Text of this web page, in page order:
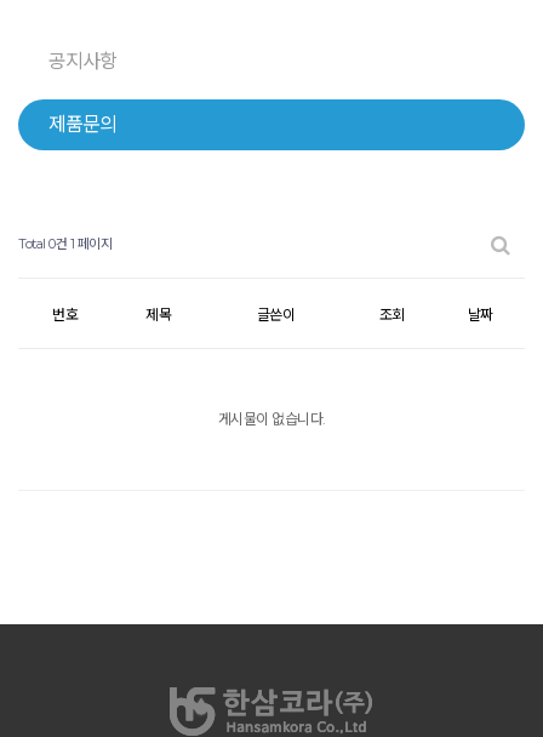
공지사항
제품문의
Total 0건 1 페이지
번호 제목 글쓴이 조회 날짜
게시물이 없습니다.